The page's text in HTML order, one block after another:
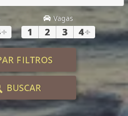
+
Vagas
1 2 3 4+
FILTROS
BUSCAR